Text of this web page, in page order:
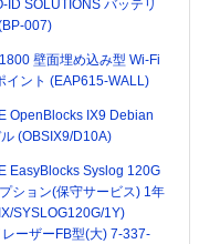
ID SOLUTIONS バッテリ
007)
壁面埋め込み型 Wi-Fi
イント (EAP615-WALL)
OpenBlocks IX9 Debian
(OBSIX9/D10A)
EasyBlocks Syslog 120G
ション(保守サービス) 1年
SYSLOG120G/1Y)
ーザーFB型(大) 7-337-